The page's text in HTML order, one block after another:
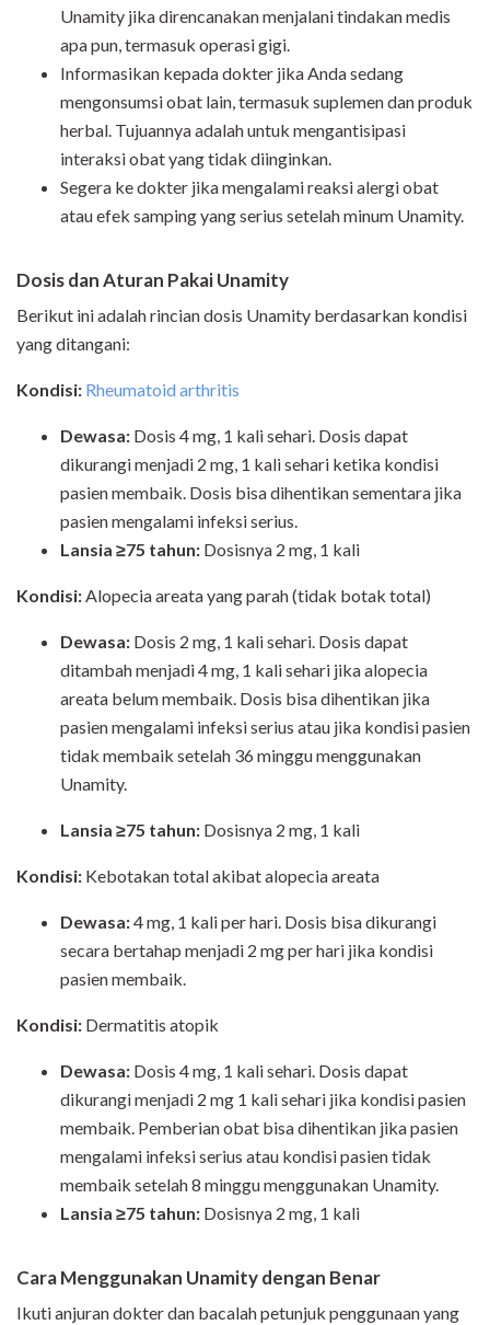
Unamity jika direncanakan menjalani tindakan medis
apa pun, termasuk operasi gigi.
Informasikan kepada dokter jika Anda sedang
mengonsumsi obat lain, termasuk suplemen dan produk
herbal. Tujuannya adalah untuk mengantisipasi
interaksi obat yang tidak diinginkan.
Segera ke dokter jika mengalami reaksi alergi obat
atau efek samping yang serius setelah minum Unamity.
Dosis dan Aturan Pakai Unamity
Berikut ini adalah rincian dosis Unamity berdasarkan kondisi
yang ditangani:
Kondisi: Rheumatoid arthritis
Dewasa: Dosis 4 mg, 1 kali sehari. Dosis dapat
dikurangi menjadi 2 mg, 1 kali sehari ketika kondisi
pasien membaik. Dosis bisa dihentikan sementara jika
pasien mengalami infeksi serius.
Lansia ≥75 tahun: Dosisnya 2 mg, 1 kali
Kondisi:Alopecia areata yang parah (tidak botak total)
Dewasa: Dosis 2 mg, 1 kali sehari. Dosis dapat
ditambah menjadi 4 mg, 1 kali sehari jika alopecia
areata belum membaik. Dosis bisa dihentikan jika
pasien mengalami infeksi serius atau jika kondisi pasien
tidak membaik setelah 36 minggu menggunakan
Unamity.
Lansia ≥75 tahun: Dosisnya 2 mg, 1 kali
Kondisi: Kebotakan total akibat alopecia areata
Dewasa:4 mg, 1 kali per hari. Dosis bisa dikurangi
secara bertahap menjadi 2 mg per hari jika kondisi
pasien membaik.
Kondisi: Dermatitis atopik
Dewasa: Dosis 4 mg, 1 kali sehari. Dosis dapat
dikurangi menjadi 2 mg 1 kali sehari jika kondisi pasien
membaik. Pemberian obat bisa dihentikan jika pasien
mengalami infeksi serius atau kondisi pasien tidak
membaik setelah 8 minggu menggunakan Unamity.
Lansia ≥75 tahun: Dosisnya 2 mg, 1 kali
Cara Menggunakan Unamity dengan Benar
Ikuti anjuran dokter dan bacalah petunjuk penggunaan yang